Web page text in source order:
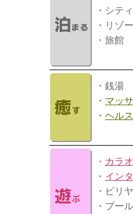
・シテ
・リゾ
・旅館
・銭湯
・ マッ
・ ヘル
・ カラ
・ イン
・ビリ
・プール